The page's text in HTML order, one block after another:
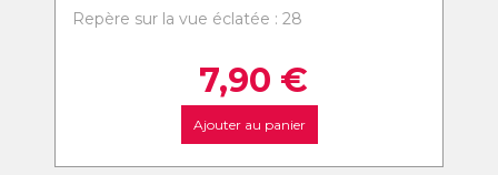
Repère sur la vue éclatée : 28
7,90 €
Ajouter au panier